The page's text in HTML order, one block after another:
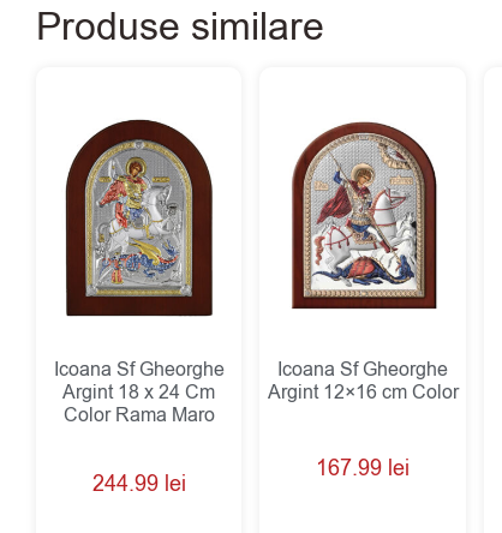
Produse similare
Icoana Sf Gheorghe
Argint 18 x 24 Cm
Color Rama Maro
244.99 lei
Icoana Sf Gheorghe
Argint 12×16 cm Color
167.99 lei